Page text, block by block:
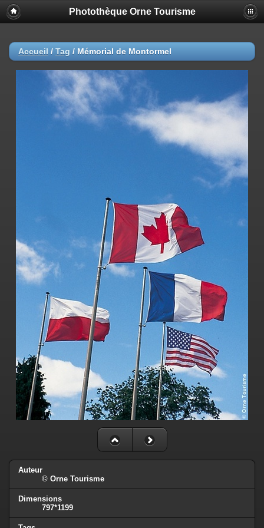
Photothèque Orne Tourisme
Accueil / Tag / Mémorial de Montormel
Auteur
© Orne Tourisme
Dimensions
797*1199